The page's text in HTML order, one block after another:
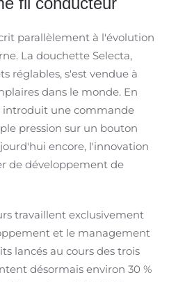
parallèlement à l'évolution
La douchette Selecta,
réglables, s'est vendue à
dans le monde. En
introduit une commande
pression sur un bouton
encore, l'innovation
de développement de
travaillent exclusivement
et le management
lancés au cours des trois
désormais environ 30 %